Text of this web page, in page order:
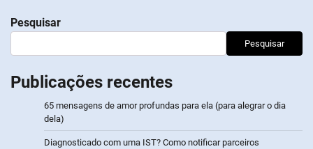
Pesquisar
Pesquisar
Publicações recentes
65 mensagens de amor profundas para ela (para alegrar o dia
dela)
Diagnosticado com uma IST? Como notificar parceiros